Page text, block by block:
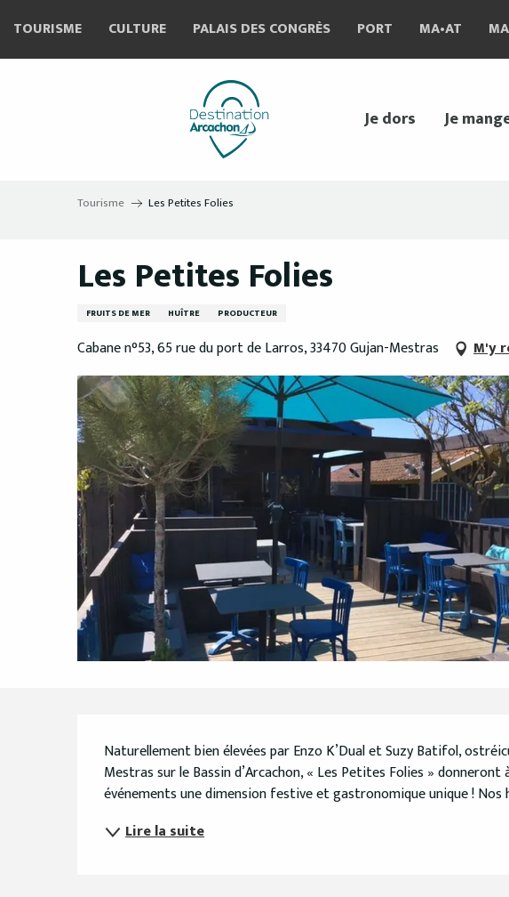
contenu
TOURISME CULTURE PALAIS DES CONGRÈS PORT MA•AT
Je dors Je
Tourisme Les Petites Folies
Les Petites Folies
FRUITS DE MER HUÎTRE PRODUCTEUR
Cabane n°53, 65 rue du port de Larros, 33470 Gujan-Mestras M'y
Description
Naturellement bien élevées par Enzo K’Dual et Suzy Batifol,
Mestras sur le Bassin d’Arcachon, « Les Petites Folies » donneront
événements une dimension festive et gastronomique unique ! Nos
Lire la suite